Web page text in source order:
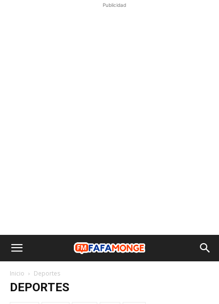
Publicidad
Inicio Deportes
DEPORTES